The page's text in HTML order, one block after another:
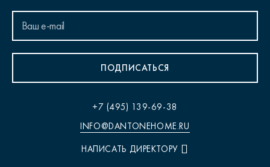
ПОДПИСАТЬСЯ
+7 (495) 139-69-38
INFO@DANTONEHOME.RU
НАПИСАТЬ ДИРЕКТОРУ